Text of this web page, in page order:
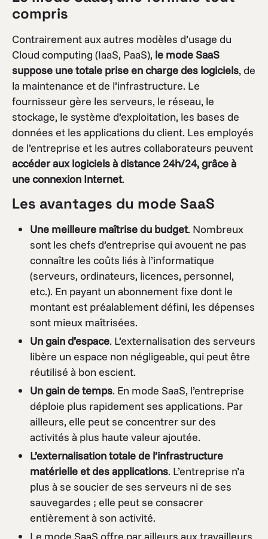
compris
Contrairement aux autres modèles d’usage du
Cloud computing (IaaS, PaaS), le mode SaaS
suppose une totale prise en charge des logiciels, de
la maintenance et de l’infrastructure. Le
fournisseur gère les serveurs, le réseau, le
stockage, le système d’exploitation, les bases de
données et les applications du client. Les employés
de l’entreprise et les autres collaborateurs peuvent
accéder aux logiciels à distance 24h/24, grâce à
une connexion Internet.
Les avantages du mode SaaS
Une meilleure maîtrise du budget. Nombreux
sont les chefs d’entreprise qui avouent ne pas
connaître les coûts liés à l’informatique
(serveurs, ordinateurs, licences, personnel,
etc.). En payant un abonnement fixe dont le
montant est préalablement défini, les dépenses
sont mieux maîtrisées.
Un gain d’espace. L’externalisation des serveurs
libère un espace non négligeable, qui peut être
réutilisé à bon escient.
Un gain de temps. En mode SaaS, l’entreprise
déploie plus rapidement ses applications. Par
ailleurs, elle peut se concentrer sur des
activités à plus haute valeur ajoutée.
L’externalisation totale de l’infrastructure
matérielle et des applications. L’entreprise n’a
plus à se soucier de ses serveurs ni de ses
sauvegardes ; elle peut se consacrer
entièrement à son activité.